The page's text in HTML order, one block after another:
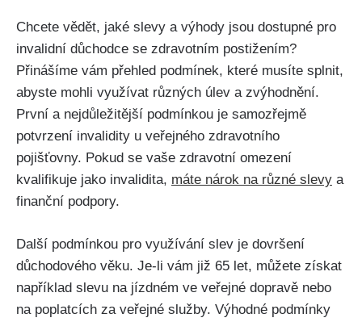
Chcete vědět, jaké slevy a výhody jsou dostupné pro
invalidní důchodce se zdravotním postižením?
Přinášíme vám přehled podmínek, které musíte splnit,
abyste mohli využívat různých úlev a zvýhodnění.
První a nejdůležitější podmínkou je samozřejmě
potvrzení invalidity u veřejného zdravotního
pojišťovny. Pokud se vaše zdravotní omezení
kvalifikuje jako invalidita, máte nárok na různé slevy a
finanční podpory.
Další podmínkou pro využívání slev je dovršení
důchodového věku. Je-li vám již 65 let, můžete získat
například slevu na jízdném ve veřejné dopravě nebo
na poplatcích za veřejné služby. Výhodné podmínky